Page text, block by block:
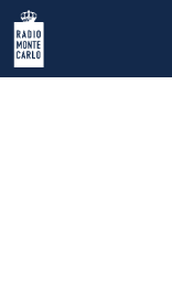
Radio Monte Carlo